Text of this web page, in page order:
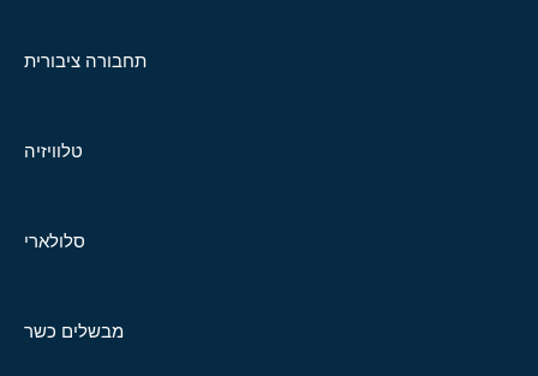
תחבורה ציבורית
טלוויזיה
סלולארי
מבשלים כשר